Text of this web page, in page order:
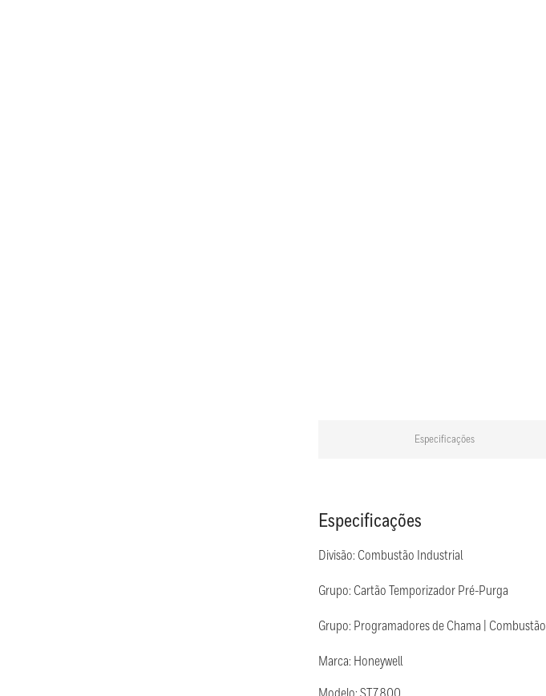
Especificações
Especificações
Divisão: Combustão Industrial
Grupo: Cartão Temporizador Pré-Purga
Grupo: Programadores de Chama | Combustão
Marca: Honeywell